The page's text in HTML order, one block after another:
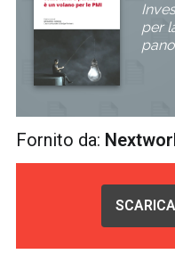
per
Fornito da: